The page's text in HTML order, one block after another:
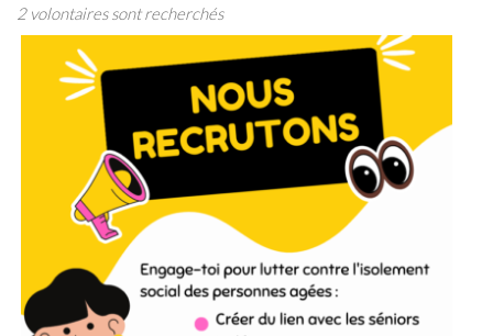
2 volontaires sont recherchés